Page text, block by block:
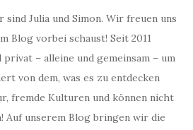
sind Julia und Simon. Wir freuen uns
Blog vorbei schaust! Seit 2011
– alleine und gemeinsam – um
von dem, was es zu entdecken
fremde Kulturen und können nicht
Auf unserem Blog bringen wir die